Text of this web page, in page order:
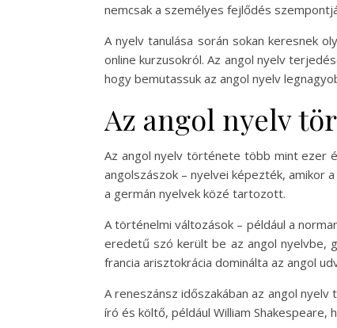
nemcsak a személyes fejlődés
A nyelv tanulása során sokan keresnek
online kurzusokról. Az angol nyelv
hogy bemutassuk az angol nyelv
Az angol nyelv
Az angol nyelv története több mint ezer
angolszászok – nyelvei képezték, amikor
a germán nyelvek közé tartozott.
A történelmi változások – például a
eredetű szó került be az angol nyelvbe,
francia arisztokrácia dominálta az angol
A reneszánsz időszakában az angol
író és költő, például William